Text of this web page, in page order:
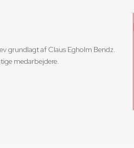
grundlagt af Claus Egholm Bendz.
medarbejdere.